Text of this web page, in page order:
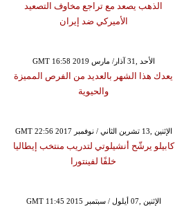
الذهب يصعد مع تراجع مخاوف التصعيد
الأميركي ضد إيران
GMT 16:58 2019 الأحد ,31 آذار/ مارس
يعدك هذا الشهر بالعديد من الفرص المميزة
والحيوية
GMT 22:56 2017 الإثنين ,13 تشرين الثاني / نوفمبر
كابيلو يرشّح أنشيلوتي لتدريب منتخب إيطاليا
خلفًا لفينتورا
GMT 11:45 2015 الإثنين ,07 أيلول / سبتمبر